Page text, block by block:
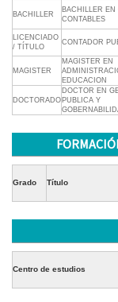
BACHILLER
BACHILLER
CONTABLES
LICENCIADO
/ TÍTULO
CONTADOR
MAGISTER
MAGISTER EN
EDUCACION
DOCTORADO
DOCTOR EN
PUBLICA Y
Grado Título
Centro de estudios